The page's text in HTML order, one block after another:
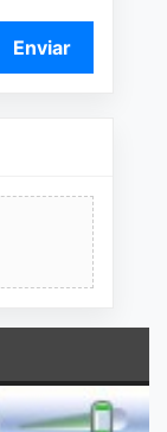
Enviar